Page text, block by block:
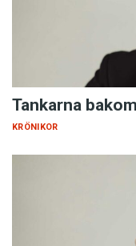
Tankarna
KRÖNIKOR